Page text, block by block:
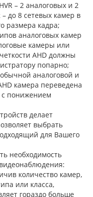
– 2 аналоговых и 2
до 8 сетевых камер в
размера кадра;
аналоговых камер
камеры или
AHD должны
попарно;
аналоговой и
камера переведена
с понижением
делает
выбрать
для Вашего
необходимость
количество камер,
или класса,
гораздо больше